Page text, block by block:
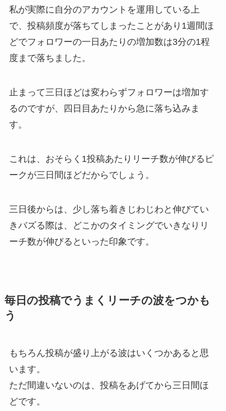
私が実際に自分のアカウントを運用している上
で、投稿頻度が落ちてしまったことがあり1週間ほ
どでフォロワーの一日あたりの増加数は3分の1程
度まで落ちました。
止まって三日ほどは変わらずフォロワーは増加す
るのですが、四日目あたりから急に落ち込みま
す。
これは、おそらく1投稿あたりリーチ数が伸びるピ
ークが三日間ほどだからでしょう。
三日後からは、少し落ち着きじわじわと伸びてい
きバズる際は、どこかのタイミングでいきなりリ
ーチ数が伸びるといった印象です。
毎日の投稿でうまくリーチの波をつかも
う
もちろん投稿が盛り上がる波はいくつかあると思
います。
ただ間違いないのは、投稿をあげてから三日間ほ
どです。